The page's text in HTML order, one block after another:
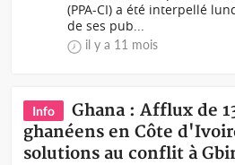
(PPA-CI) a été interpellé
de ses pub...
il y a 11 mois
Info
Ghana : Afflux de
ghanéens en Côte
solutions au conflit à